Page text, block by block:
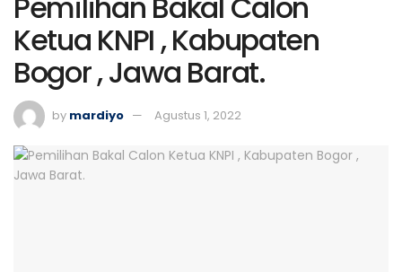
Ketua KNPI , Kabupaten
Bogor , Jawa Barat.
by mardiyo Agustus 1, 2022